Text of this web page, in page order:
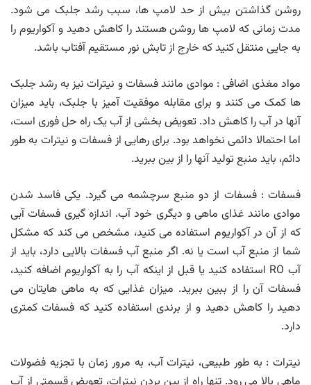
روشن گذاشتن بیش از حد لامپ ها، سبب رشد جلبک می شود.
مدت زمانی که لامپ ها روشن هستند را کاهش دهید و آکواریوم را
به جایی منتقل کنید که خارج از تابش نور مستقیم آفتاب باشد.
مواد مغذی اضافی : موادی مانند فسفات و نیترات نیز به رشد جلبک
ها کمک می کنند و برای مقابله موفقیت آمیز با جلبک، باید میزان
آنها در آب را کاهش داد. تعویض بخشی از آب یک راه حل فوری است،
اما احتمالا دائمی نخواهد بود. برای رهایی از فسفات و نیترات به طور
دائم، باید منبع تولید آنها را از بین ببرید.
فسفات : فسفات از دو منبع سرچشمه می گیرد. یکی فاسد شدن
موادی مانند غذای ماهی و دیگری خود آب. اندازه گیری فسفات آبی
که از آن در آکواریوم استفاده می کنید، مشخص می کند که مشکل
شما از منبع آب است یا نه. اگر منبع آب فسفات بالایی دارد، باید از
آب RO استفاده کنید یا قبل از اینکه آب را به آکواریوم اضافه کنید،
فسفات آن را از ببین ببرید. میزان غذایی که به ماهی هایتان می
دهید را کاهش دهید و از برندی استفاده کنید که فسفات کمتری
دارد.
نیترات : به طور طبیعی، نیترات آب، به مرور زمان با تجزیه فضولات